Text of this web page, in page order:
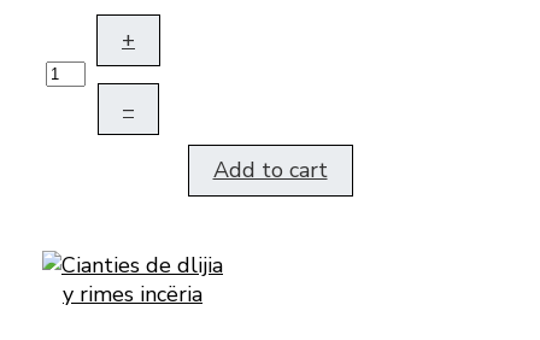
+
–
Add to cart